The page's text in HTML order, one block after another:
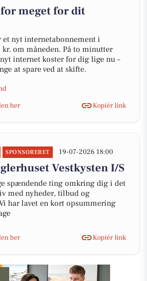
meget for dit
et nyt internetabonnement i
om måneden. På to minutter
internet koster for dig lige nu –
at spare ved at skifte.
her
Kopiér link
SPONSORERET 19-07-2026 18:00
Vestkysten I/S
spændende ting omkring dig i det
med nyheder, tilbud og
har lavet en kort opsummering
her Kopiér link